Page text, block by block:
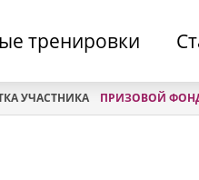
тренировки
УЧАСТНИКА ПРИЗОВОЙ